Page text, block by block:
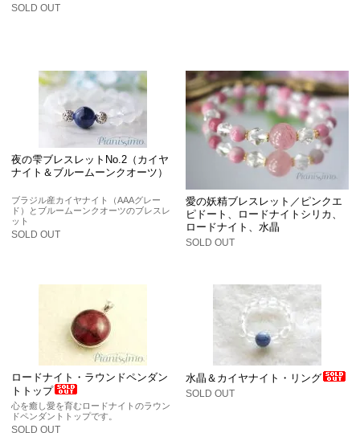
SOLD OUT
夜の雫ブレスレットNo.2（カイヤ
ナイト＆ブルームーンクオーツ）
ブラジル産カイヤナイト（AAAグレー
ド）とブルームーンクオーツのブレスレ
ット
SOLD OUT
愛の妖精ブレスレット／ピンクエ
ピドート、ロードナイトシリカ、
ロードナイト、水晶
SOLD OUT
ロードナイト・ラウンドペンダン
トトップ
心を癒し愛を育むロードナイトのラウン
ドペンダントトップです。
SOLD OUT
水晶＆カイヤナイト・リング
SOLD OUT